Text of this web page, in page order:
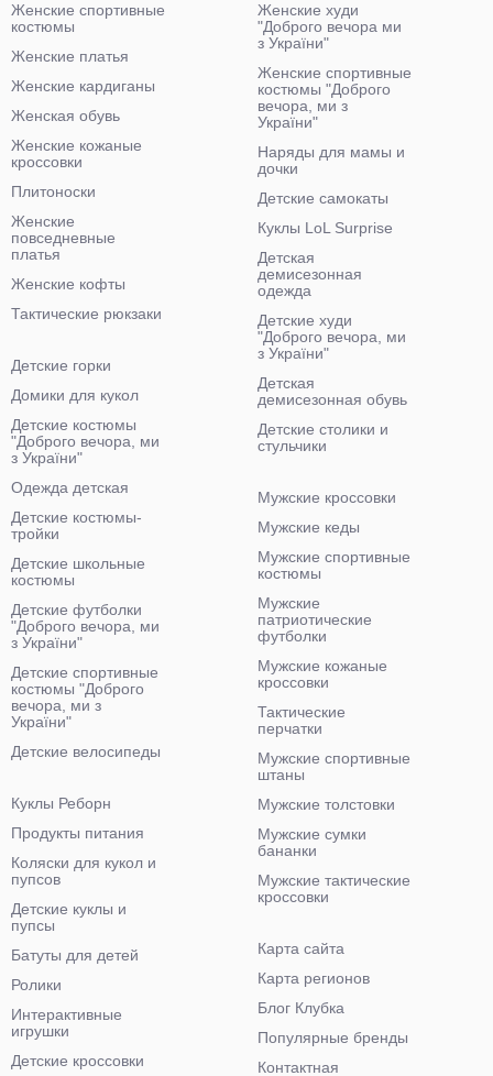
Женские спортивные
костюмы
Женские платья
Женские кардиганы
Женская обувь
Женские кожаные
кроссовки
Плитоноски
Женские
повседневные
платья
Женские кофты
Тактические рюкзаки
Женские худи
"Доброго вечора ми
з України"
Женские спортивные
костюмы "Доброго
вечора, ми з
України"
Наряды для мамы и
дочки
Детские самокаты
Куклы LoL Surprise
Детская
демисезонная
одежда
Детские худи
"Доброго вечора, ми
з України"
Детская
демисезонная обувь
Детские столики и
стульчики
Детские горки
Домики для кукол
Детские костюмы
"Доброго вечора, ми
з України"
Одежда детская
Детские костюмы-
тройки
Детские школьные
костюмы
Детские футболки
"Доброго вечора, ми
з України"
Детские спортивные
костюмы "Доброго
вечора, ми з
України"
Детские велосипеды
Мужские кроссовки
Мужские кеды
Мужские спортивные
костюмы
Мужские
патриотические
футболки
Мужские кожаные
кроссовки
Тактические
перчатки
Мужские спортивные
штаны
Мужские толстовки
Мужские сумки
бананки
Мужские тактические
кроссовки
Куклы Реборн
Продукты питания
Коляски для кукол и
пупсов
Детские куклы и
пупсы
Батуты для детей
Ролики
Интерактивные
игрушки
Детские кроссовки
Карта сайта
Карта регионов
Блог Клубка
Популярные бренды
Контактная